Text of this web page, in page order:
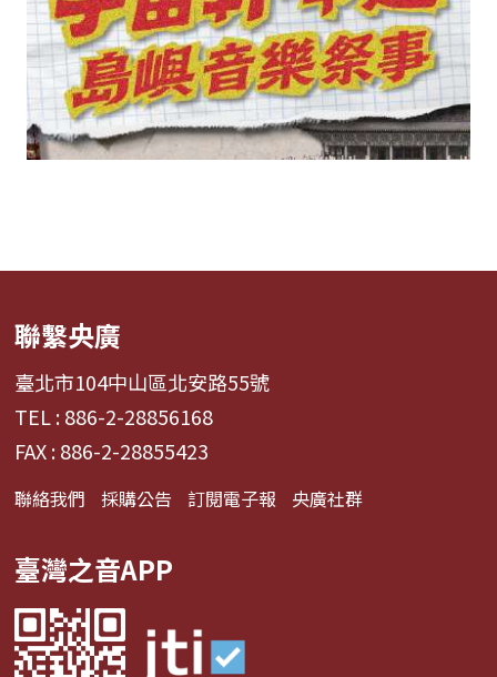
聯繫央廣
臺北市104中山區北安路55號
TEL : 886-2-28856168
FAX : 886-2-28855423
聯絡我們 採購公告 訂閱電子報 央廣社群
臺灣之音APP